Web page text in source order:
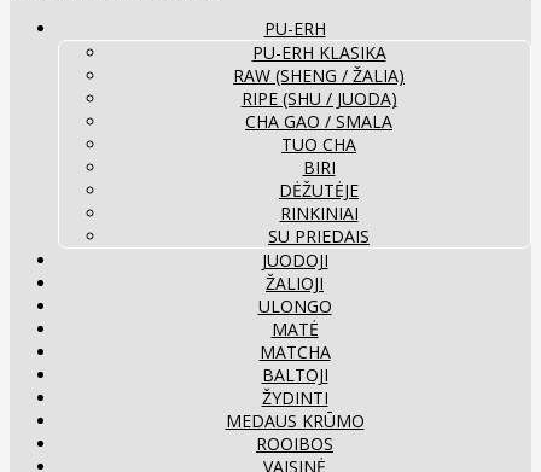
PU-ERH
PU-ERH KLASIKA
RAW (SHENG / ŽALIA)
RIPE (SHU / JUODA)
CHA GAO / SMALA
TUO CHA
BIRI
DĖŽUTĖJE
RINKINIAI
SU PRIEDAIS
JUODOJI
ŽALIOJI
ULONGO
MATĖ
MATCHA
BALTOJI
ŽYDINTI
MEDAUS KRŪMO
ROOIBOS
VAISINĖ